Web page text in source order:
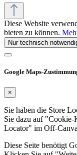
Diese Website
bieten zu können.
Nur technisch
Google Maps-
×
Sie haben die Store
Sie dazu auf
Locator" im Off-
Diese Seite benötigt